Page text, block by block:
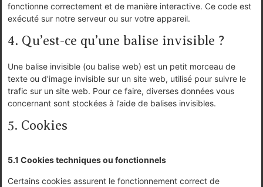
fonctionne correctement et de manière interactive. Ce code est
exécuté sur notre serveur ou sur votre appareil.
4. Qu’est-ce qu’une balise invisible ?
Une balise invisible (ou balise web) est un petit morceau de
texte ou d’image invisible sur un site web, utilisé pour suivre le
trafic sur un site web. Pour ce faire, diverses données vous
concernant sont stockées à l’aide de balises invisibles.
5. Cookies
5.1 Cookies techniques ou fonctionnels
Certains cookies assurent le fonctionnement correct de